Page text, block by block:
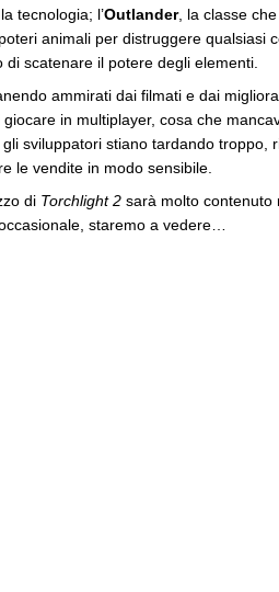
tecnologia; l’Outlander, la classe
animali per distruggere qualsiasi
di scatenare il potere degli elementi.
ammirati dai filmati e dai
in multiplayer, cosa che
sviluppatori stiano tardando troppo,
le vendite in modo sensibile.
di Torchlight 2 sarà molto contenuto
staremo a vedere…